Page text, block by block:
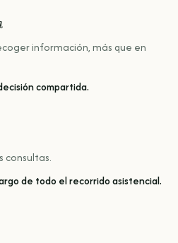
información, más que en
compartida.
consultas.
de todo el recorrido asistencial.